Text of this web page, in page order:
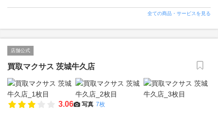
全ての商品・サービスを見る
店舗公式
買取マクサス 茨城牛久店
3.06 写真 7枚